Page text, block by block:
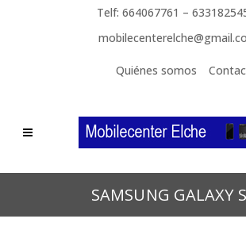
Telf: 664067761 –
Quiénes somos
SAMSUNG GALAXY